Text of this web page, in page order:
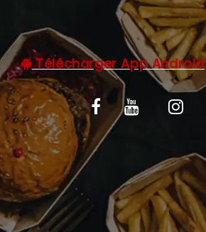
Télécharger App Android